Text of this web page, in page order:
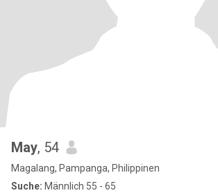
May, 54
Magalang, Pampanga, Philippinen
Suche: Männlich 55 - 65